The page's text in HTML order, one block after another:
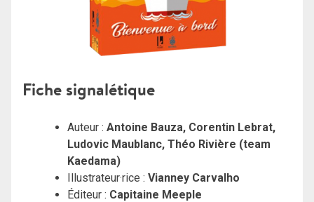
Fiche signalétique
Auteur : Antoine Bauza, Corentin Lebrat,
Ludovic Maublanc, Théo Rivière (team
Kaedama)
Illustrateur·rice : Vianney Carvalho
Éditeur : Capitaine Meeple